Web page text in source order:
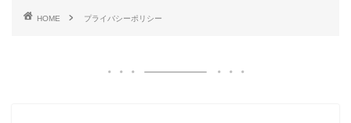
HOME プライバシーポリシー